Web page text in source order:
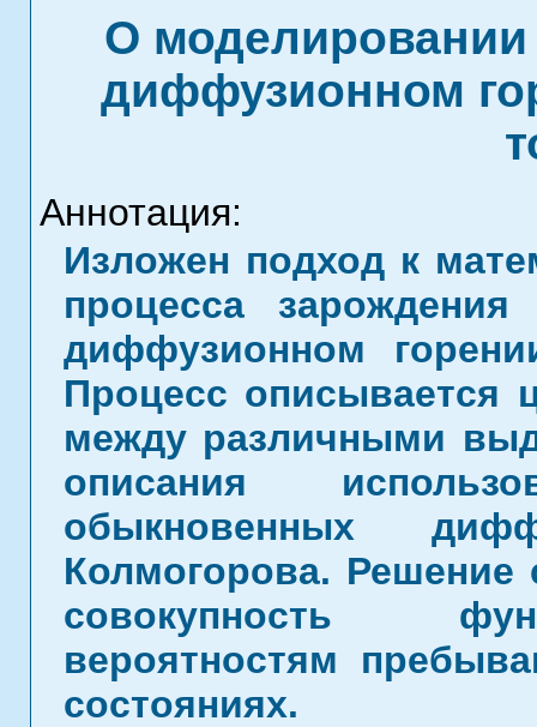
О моделировании
диффузионном
Аннотация:
Изложен подход к
процесса
диффузионном
Процесс описывается
между различными
описания
обыкновенных
Колмогорова. Решение
совокупность
вероятностям
состояниях.